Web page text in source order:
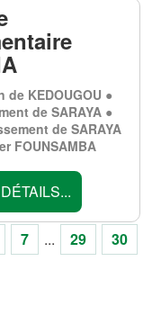
de KEDOUGOU ●
de SARAYA ●
de SARAYA
FOUNSAMBA
7 ... 29
30